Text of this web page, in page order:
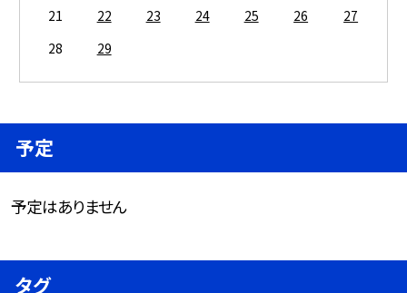
21
22 23 24 25 26
27
28
29
予定
予定はありません
タグ